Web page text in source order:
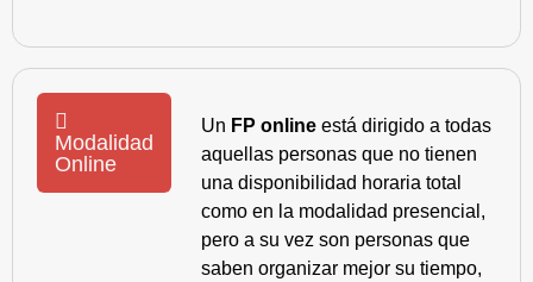
Modalidad
Online
Un FP online está dirigido a todas
aquellas personas que no tienen
una disponibilidad horaria total
como en la modalidad presencial,
pero a su vez son personas que
saben organizar mejor su tiempo,